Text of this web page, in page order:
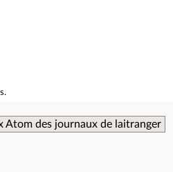
Atom des journaux de laitranger